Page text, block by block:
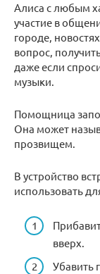
Алиса с любым
участие в
городе,
вопрос,
даже если
музыки.
Помощница
Она может
прозвищем.
В устройство
использовать
вверх.
Убавить